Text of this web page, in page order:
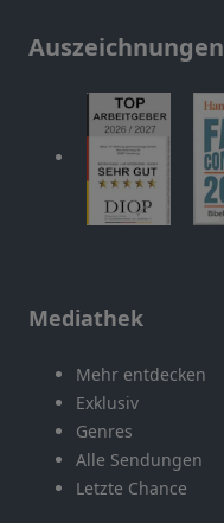
Auszeichnungen
Mediathek
Mehr entdecken
Exklusiv
Genres
Alle Sendungen
Letzte Chance